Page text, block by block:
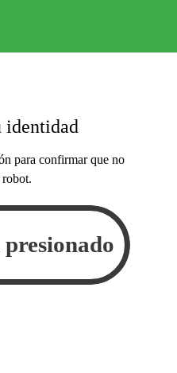
identidad
para confirmar que no
robot.